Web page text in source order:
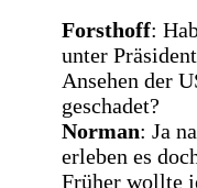
Forsthoff:
unter
Ansehen der
geschadet?
Norman: Ja
erleben es
Früher wollte